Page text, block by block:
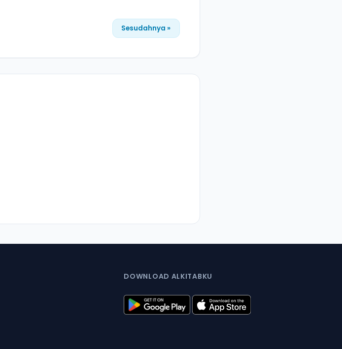
Sesudahnya »
DOWNLOAD ALKITABKU